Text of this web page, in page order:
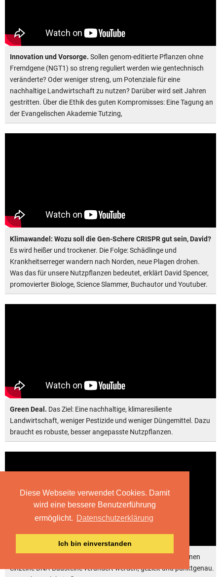
Diese Webseite verwendet Cookies. Damit
wird eine bessere Benutzerführung
ermöglicht. Datenschutzerklärung
Ich bin einverstanden
Innovation und Vorsorge. Sollen genom-editierte Pflanzen ohne
Fremdgene (NGT1) so streng reguliert werden wie gentechnisch
veränderte? Oder weniger streng, um Potenziale für eine
nachhaltige Landwirtschaft zu nutzen? Darüber wird seit Jahren
gestritten. Über die Ethik des guten Kompromisses: Eine Tagung an
der Evangelischen Akademie Tutzing,
Klimawandel: Wozu soll die Gen-Schere CRISPR gut sein, David?
Es wird heißer und trockener. Die Folge: Schädlinge und
Krankheitserreger wandern nach Norden, neue Plagen drohen.
Was das für unsere Nutzpflanzen bedeutet, erklärt David Spencer,
promovierter Biologe, Science Slammer, Buchautor und Youtuber.
Green Deal. Das Ziel: Eine nachhaltige, klimaresiliente
Landwirtschaft, weniger Pestizide und weniger Düngemittel. Dazu
braucht es robuste, besser angepasste Nutzpflanzen.
Mit der Gen-Schere CRISPR/Cas können
einzelne DNA-Bausteine verändert werden, gezielt und punktgenau.